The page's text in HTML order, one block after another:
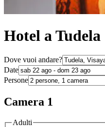
Hotel a Tudela
Dove vuoi andare?
Date
Persone
Camera 1
Adulti